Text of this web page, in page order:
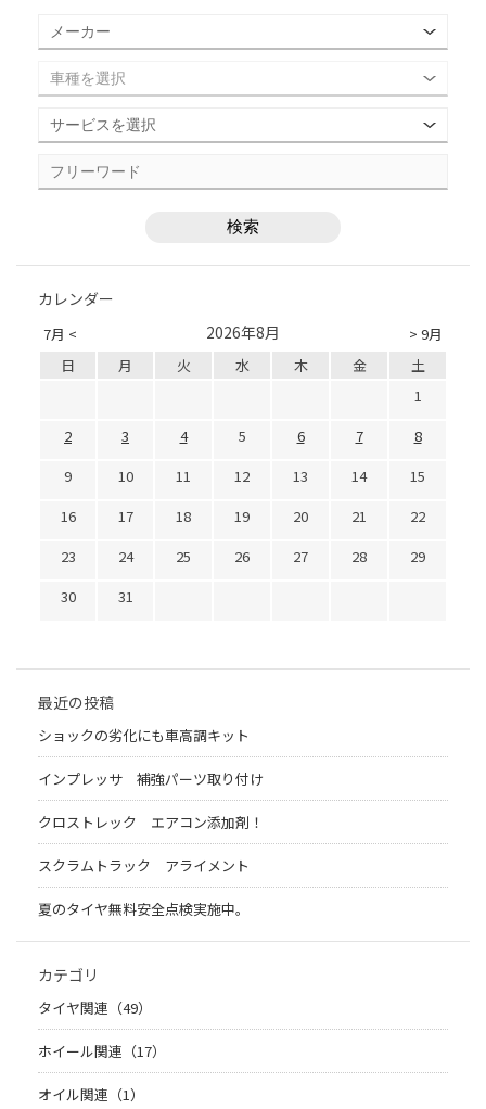
カレンダー
7月 < > 9月
2026年8月
日 月 火 水 木 金
土
1
2
3 4 5 6 7
8
9
10 11 12 13 14
15
16
17 18 19 20 21
22
23
24 25 26 27 28
29
30
31
最近の投稿
ショックの劣化にも車高調キット
インプレッサ 補強パーツ取り付け
クロストレック エアコン添加剤！
スクラムトラック アライメント
夏のタイヤ無料安全点検実施中。
カテゴリ
タイヤ関連（49）
ホイール関連（17）
オイル関連（1）